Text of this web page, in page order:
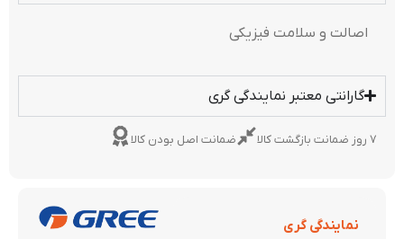
اصالت و سلامت فیزیکی
گارانتی معتبر نمایندگی گری
۷ روز ضمانت بازگشت کالا ضمانت اصل بودن کالا
نمایندگی گری